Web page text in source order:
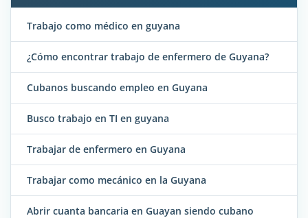
Trabajo como médico en guyana
¿Cómo encontrar trabajo de enfermero de Guyana?
Cubanos buscando empleo en Guyana
Busco trabajo en TI en guyana
Trabajar de enfermero en Guyana
Trabajar como mecánico en la Guyana
Abrir cuanta bancaria en Guayan siendo cubano